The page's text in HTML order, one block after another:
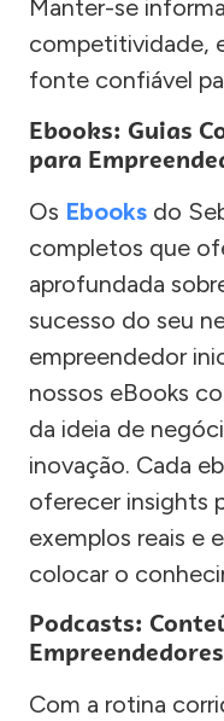
Manter-se
competitividade,
fonte confiável
Ebooks: Guias
para
Os Ebooks do
completos que
aprofundada
sucesso do seu
empreendedor
nossos eBooks
da ideia de
inovação. Cada
oferecer insights
exemplos reais e
colocar o
Podcasts:
Com a rotina